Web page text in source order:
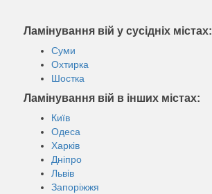
Ламінування вій у сусідніх містах:
Суми
Охтирка
Шостка
Ламінування вій в інших містах:
Київ
Одеса
Харків
Дніпро
Львів
Запоріжжя